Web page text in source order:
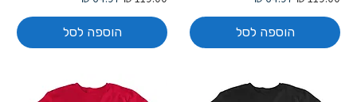
הוספה לסל הוספה לסל